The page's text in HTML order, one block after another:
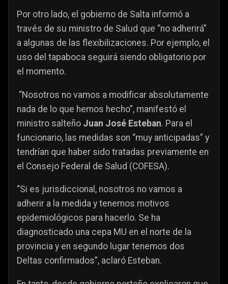
Por otro lado, el gobierno de Salta informó a
través de su ministro de Salud que “no adherirá”
a algunas de las flexibilizaciones. Por ejemplo, el
uso del tapaboca seguirá siendo obligatorio por
el momento.
“Nosotros no vamos a modificar absolutamente
nada de lo que hemos hecho”, manifestó el
ministro salteño Juan José Esteban. Para el
funcionario, las medidas son “muy anticipadas” y
tendrían que haber sido tratadas previamente en
el Consejo Federal de Salud (COFESA).
“Si es jurisdiccional, nosotros no vamos a
adherir a la medida y tenemos motivos
epidemiológicos para hacerlo. Se ha
diagnosticado una cepa MU en el norte de la
provincia y en segundo lugar tenemos dos
Deltas confirmados”, aclaró Esteban.